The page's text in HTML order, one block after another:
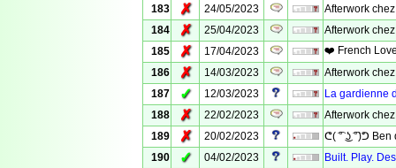
183
✗ 24/05/2023
Afterwork
184
✗ 25/04/2023
Afterwork
185
✗ 17/04/2023
❤️ French
186
✗ 14/03/2023
Afterwork
187
✓ 12/03/2023
La gardienne
188
✗ 22/02/2023
Afterwork
189
✗ 20/02/2023
ᕦ( ͡° ͜ʖ ͡°)ᕤ Ben
190
✓ 04/02/2023
Built. Play.